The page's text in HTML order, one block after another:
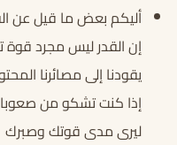
أليكم بعض ما قيل عن
إن القدر ليس مجرد قوة
يقودنا إلى مصائرنا
إذا كنت تشكو من
ليرى مدى قوتك وصبرك